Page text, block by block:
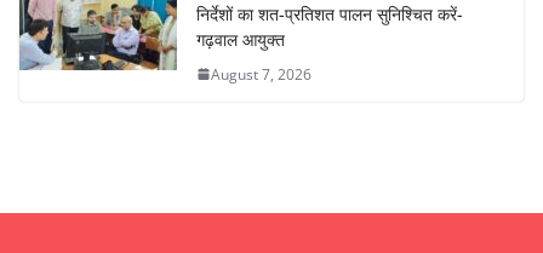
निर्देशों का शत-प्रतिशत पालन सुनिश्चित करें-
गढ़वाल आयुक्त
August 7, 2026